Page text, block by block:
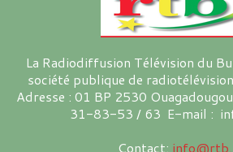
La Radiodiffusion Télévision du
société publique de
Adresse : 01 BP 2530
31-83-53 / 63 E-mail :
Contact: